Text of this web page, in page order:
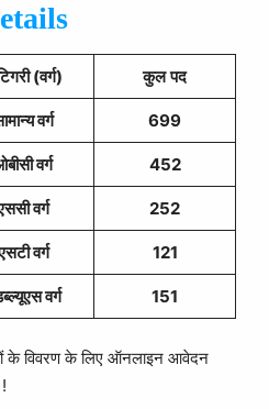
(वर्ग) कुल पद
वर्ग 699
वर्ग 452
वर्ग 252
वर्ग 121
वर्ग 151
के विवरण के लिए ऑनलाइन आवेदन